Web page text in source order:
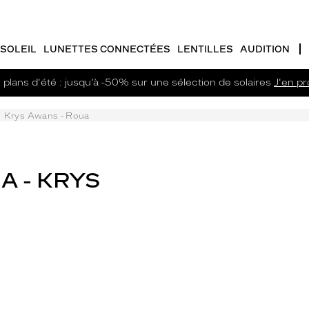
LUNETTES CONNECTÉES LENTILLES AUDITION
plans d'été : jusqu’à -50% sur une sélection de solaires J'en
Krys Awans - Roua
- KRYS